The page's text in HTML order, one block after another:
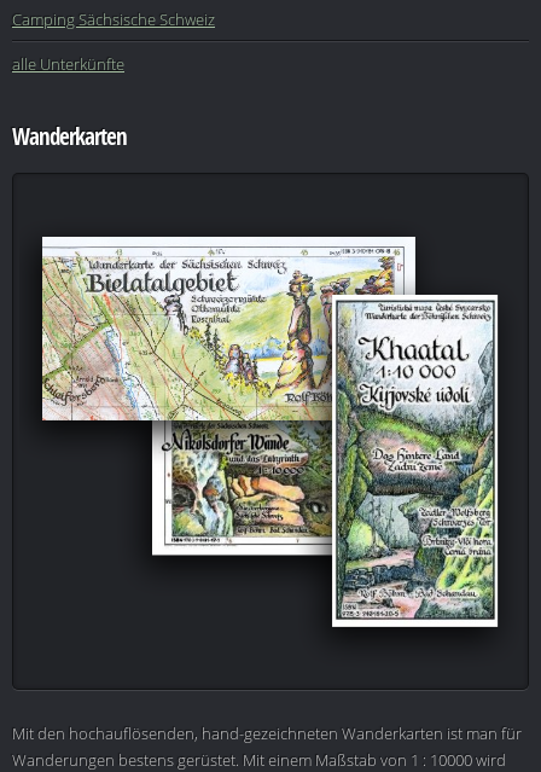
Camping Sächsische Schweiz
alle Unterkünfte
Wanderkarten
Mit den hochauflösenden, hand-gezeichneten Wanderkarten ist man für
Wanderungen bestens gerüstet. Mit einem Maßstab von 1 : 10000 wird